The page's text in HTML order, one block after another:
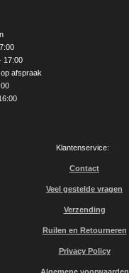
17:00
afspraak
Klantenservice:
Contact
Veel gestelde vragen
Verzending
Ruilen en Retourneren
Privacy Policy